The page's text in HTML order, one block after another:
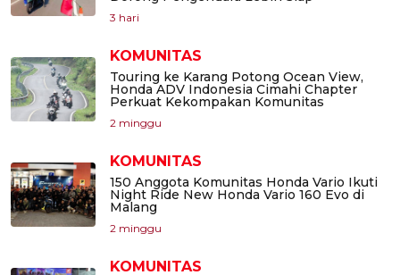
3 hari
KOMUNITAS
Touring ke Karang Potong Ocean View,
Honda ADV Indonesia Cimahi Chapter
Perkuat Kekompakan Komunitas
2 minggu
KOMUNITAS
150 Anggota Komunitas Honda Vario Ikuti
Night Ride New Honda Vario 160 Evo di
Malang
2 minggu
KOMUNITAS